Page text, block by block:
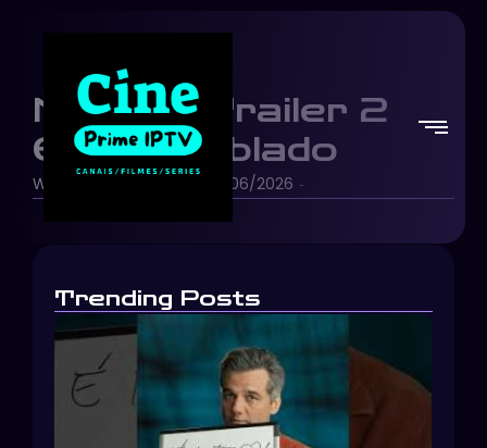
Moana | Trailer 2
Oficial Dublado
Walt Disney Studios 12/06/2026 -
Trending Posts